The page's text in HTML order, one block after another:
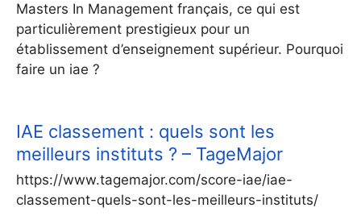
Masters In Management français, ce qui est
particulièrement prestigieux pour un
établissement d’enseignement supérieur. Pourquoi
faire un iae ?
IAE classement : quels sont les
meilleurs instituts ? – TageMajor
https://www.tagemajor.com/score-iae/iae-
classement-quels-sont-les-meilleurs-instituts/